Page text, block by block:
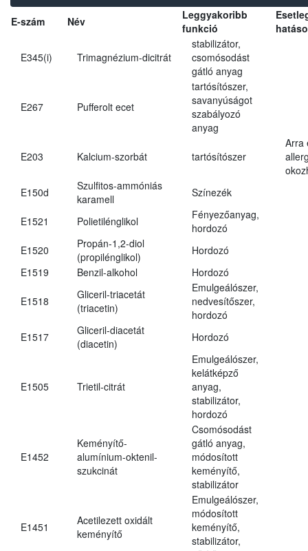
E-szám Név
Leggyakoribb
funkció
E345(i) Trimagnézium-dicitrát
stabilizátor,
csomósodást
gátló anyag
E267 Pufferolt ecet
tartósítószer,
savanyúságot
szabályozó
anyag
E203 Kalcium-szorbát tartósítószer
Arra
E150d
Szulfitos-ammóniás
karamell
Színezék
E1521 Polietilénglikol
Fényezőanyag,
hordozó
E1520
Propán-1,2-diol
(propilénglikol)
Hordozó
E1519
Benzil-alkohol Hordozó
E1518
Gliceril-triacetát
(triacetin)
Emulgeálószer,
nedvesítőszer,
hordozó
E1517
Gliceril-diacetát
(diacetin)
Hordozó
E1505 Trietil-citrát
Emulgeálószer,
kelátképző
anyag,
stabilizátor,
hordozó
E1452
Keményítő-
alumínium-oktenil-
szukcinát
Csomósodást
gátló anyag,
módosított
keményítő,
stabilizátor
E1451
Acetilezett oxidált
keményítő
Emulgeálószer,
módosított
keményítő,
stabilizátor,